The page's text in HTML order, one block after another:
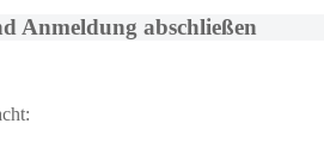
Anmeldung abschließen